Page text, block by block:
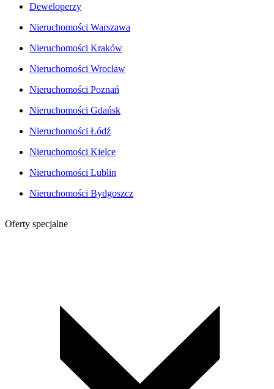
Deweloperzy
Nieruchomości Warszawa
Nieruchomości Kraków
Nieruchomości Wrocław
Nieruchomości Poznań
Nieruchomości Gdańsk
Nieruchomości Łódź
Nieruchomości Kielce
Nieruchomości Lublin
Nieruchomości Bydgoszcz
Oferty specjalne